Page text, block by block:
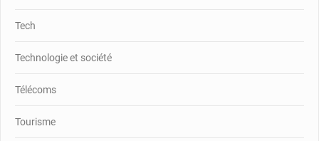
Tech
Technologie et société
Télécoms
Tourisme